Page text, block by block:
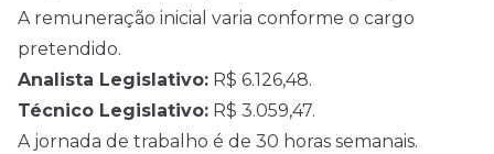
A remuneração inicial varia conforme o cargo
pretendido.
Analista Legislativo: R$ 6.126,48.
Técnico Legislativo: R$ 3.059,47.
A jornada de trabalho é de 30 horas semanais.